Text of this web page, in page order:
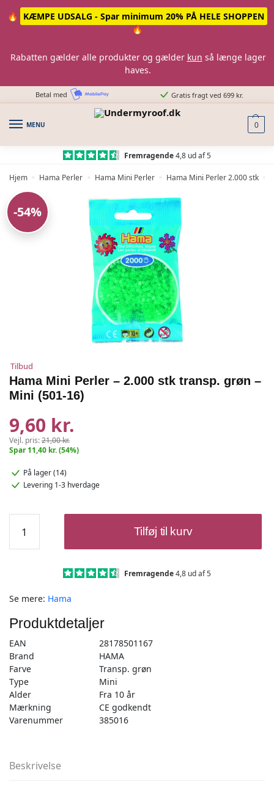
🔥
KÆMPE UDSALG - Spar minimum 20% PÅ HELE SHOPPEN
🔥
Rabatten gælder alle produkter og gælder kun så længe lager
haves.
Betal med Gratis fragt ved 699 kr.
MENU 0
Fremragende4,8 ud af 5
Hjem » Hama Perler » Hama Mini Perler » Hama Mini Perler 2.000 stk »
-54%
Tilbud
Hama Mini Perler – 2.000 stk transp. grøn –
Mini (501-16)
9,60 kr.
Vejl. pris:21,00 kr.
Spar 11,40 kr. (54%)
På lager (14)
Levering 1-3 hverdage
Mini
Perler
transp.
-
Mini
(501-
16)
antal
Tilføj til kurv
Fremragende4,8 ud af 5
Se mere: Hama
Produktdetaljer
EAN
28178501167
Brand
HAMA
Farve
Transp. grøn
Type
Mini
Alder
Fra 10 år
Mærkning
CE godkendt
Varenummer
385016
Beskrivelse